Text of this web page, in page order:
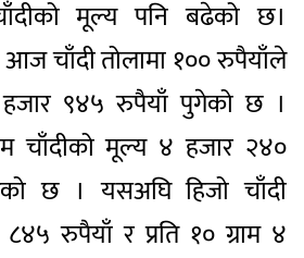
मूल्य पनि बढेको छ।
चाँदी तोलामा १०० रुपैयाँले
हजार ९४५ रुपैयाँ पुगेको छ ।
चाँदीको मूल्य ४ हजार २४०
छ । यसअघि हिजो चाँदी
८४५ रुपैयाँ र प्रति १० ग्राम ४